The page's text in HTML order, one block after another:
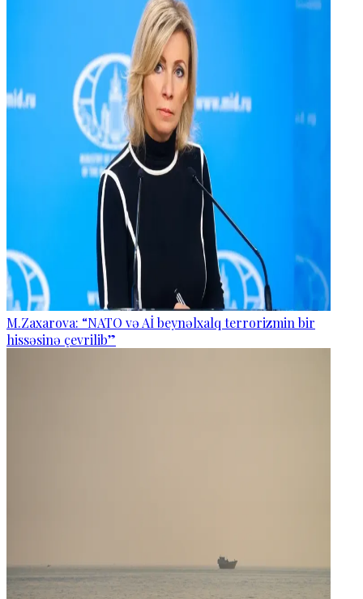
M.Zaxarova: “NATO və Aİ beynəlxalq terrorizmin bir
hissəsinə çevrilib”